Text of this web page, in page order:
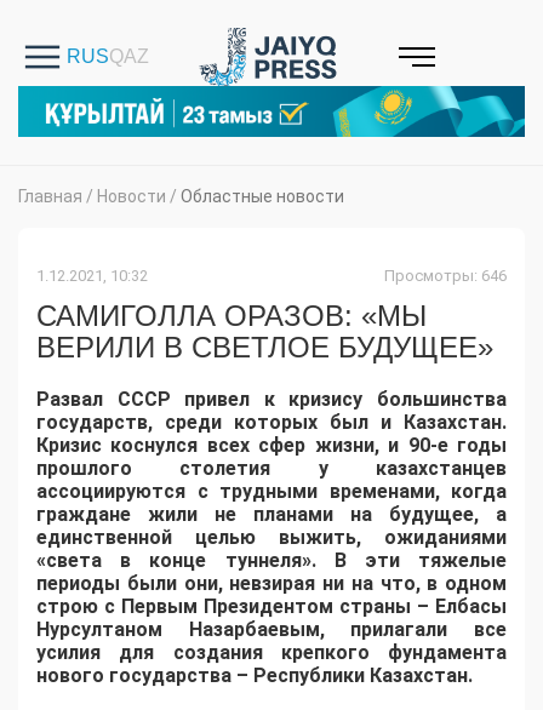
Главная / Новости / Областные новости
1.12.2021, 10:32 Просмотры: 646
САМИГОЛЛА ОРАЗОВ: «МЫ
ВЕРИЛИ В СВЕТЛОЕ БУДУЩЕЕ»
Развал СССР привел к кризису большинства
государств, среди которых был и Казахстан.
Кризис коснулся всех сфер жизни, и 90-е годы
прошлого столетия у казахстанцев
ассоциируются с трудными временами, когда
граждане жили не планами на будущее, а
единственной целью выжить, ожиданиями
«света в конце туннеля». В эти тяжелые
периоды были они, невзирая ни на что, в одном
строю с Первым Президентом страны – Елбасы
Нурсултаном Назарбаевым, прилагали все
усилия для создания крепкого фундамента
нового государства – Республики Казахстан.